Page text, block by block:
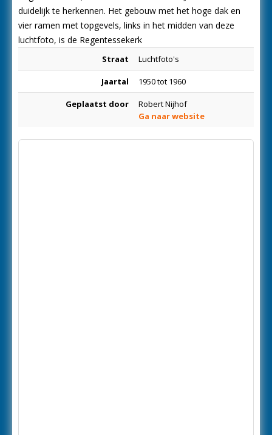
duidelijk te herkennen. Het gebouw met het hoge dak en
vier ramen met topgevels, links in het midden van deze
luchtfoto, is de Regentessekerk
Straat Luchtfoto's
Jaartal 1950 tot 1960
Geplaatst door
Robert Nijhof
Ga naar website